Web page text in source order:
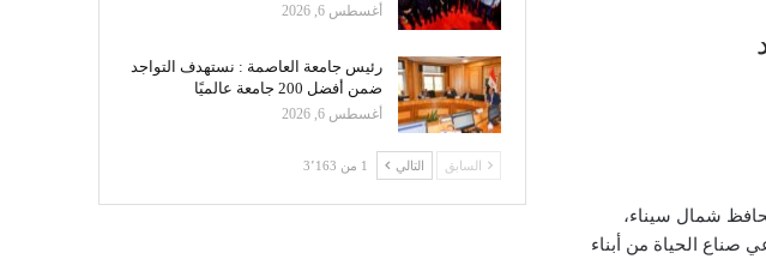
شمال سيناء،
متطوعًا ومتطوعة من متطوعي صناع الحياة من أبناء
أغسطس 6, 2026
رئيس جامعة العاصمة : نستهدف التواجد
ضمن أفضل 200 جامعة عالميًا
أغسطس 6, 2026
السابق التالي 1 من 3٬163